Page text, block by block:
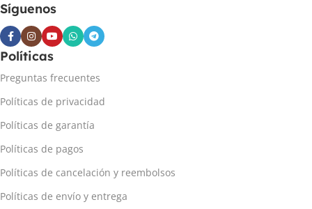
Síguenos
Políticas
Preguntas frecuentes
Políticas de privacidad
Políticas de garantía
Políticas de pagos
Políticas de cancelación y reembolsos
Políticas de envío y entrega